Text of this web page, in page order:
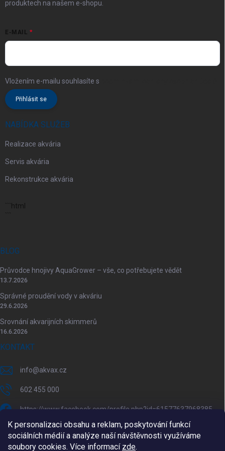
K personalizaci obsahu a reklam, poskytování funkcí
sociálních médií a analýze naší návštěvnosti využíváme
soubory cookies. Více informací zde.
produktech na našem e-shopu.
E-MAIL
Vložením e-mailu souhlasíte s
Přihlásit se
NABÍDKA SLUŽEB
Realizace akvária
Servis akvária
Rekonstrukce akvária
```html
```
BLOG
Průvodce hnojivy AquaGrower – vše, co potřebujete vědět
13.7.2026
Správné proudění vody v akváriu
29.6.2026
Srovnání akvarijních skimmerů
16.6.2026
KONTAKT
info@akvax.cz
602 455 000
https://www.facebook.com/profile.php?id=61577637968385
akvax.cz/
602 455 000